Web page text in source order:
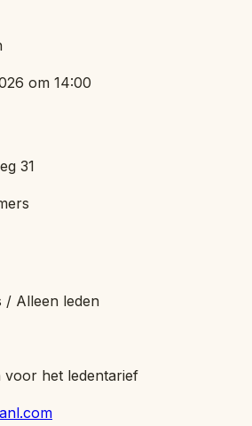
om 14:00
31
/ Alleen leden
voor het ledentarief